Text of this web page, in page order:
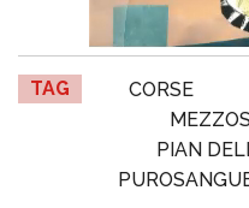
TAG CORSE
PIAN